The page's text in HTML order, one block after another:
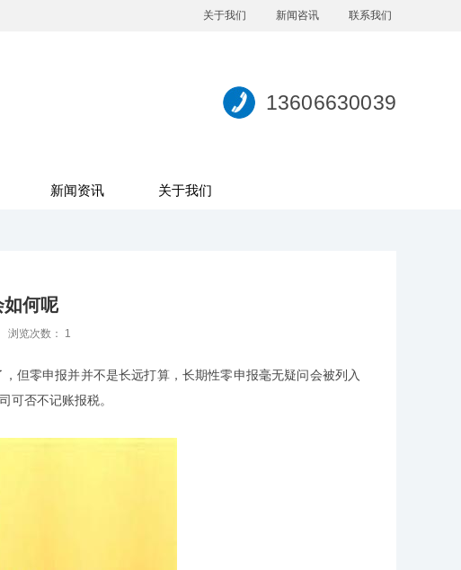
关于我们 新闻咨讯 联系我们
13606630039
新闻资讯 关于我们
如何呢
览次数： 1
零申报并并不是长远打算，长期性零申报毫无疑问会被列入
可否不记账报税。